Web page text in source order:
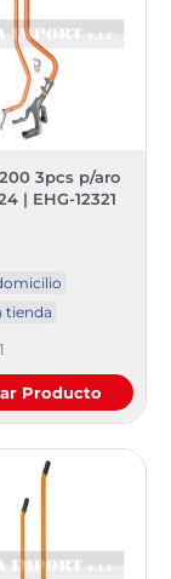
3pcs p/aro
| EHG-12321
tienda
Producto